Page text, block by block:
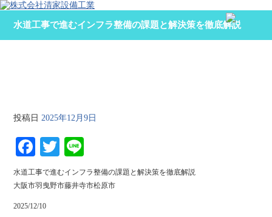
水道工事で進むインフラ整備の課題と解決策を徹底解説
投稿日 2025年12月9日
Fa
ce
bo
ok
T
wi
tte
ne
水道工事で進むインフラ整備の課題と解決策を徹底解説
大阪市羽曳野市藤井寺市松原市
2025/12/10